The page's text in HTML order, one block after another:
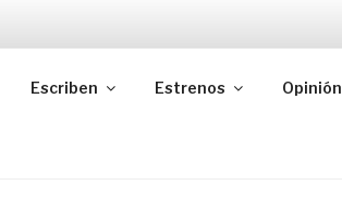
Escriben Estrenos Opinión